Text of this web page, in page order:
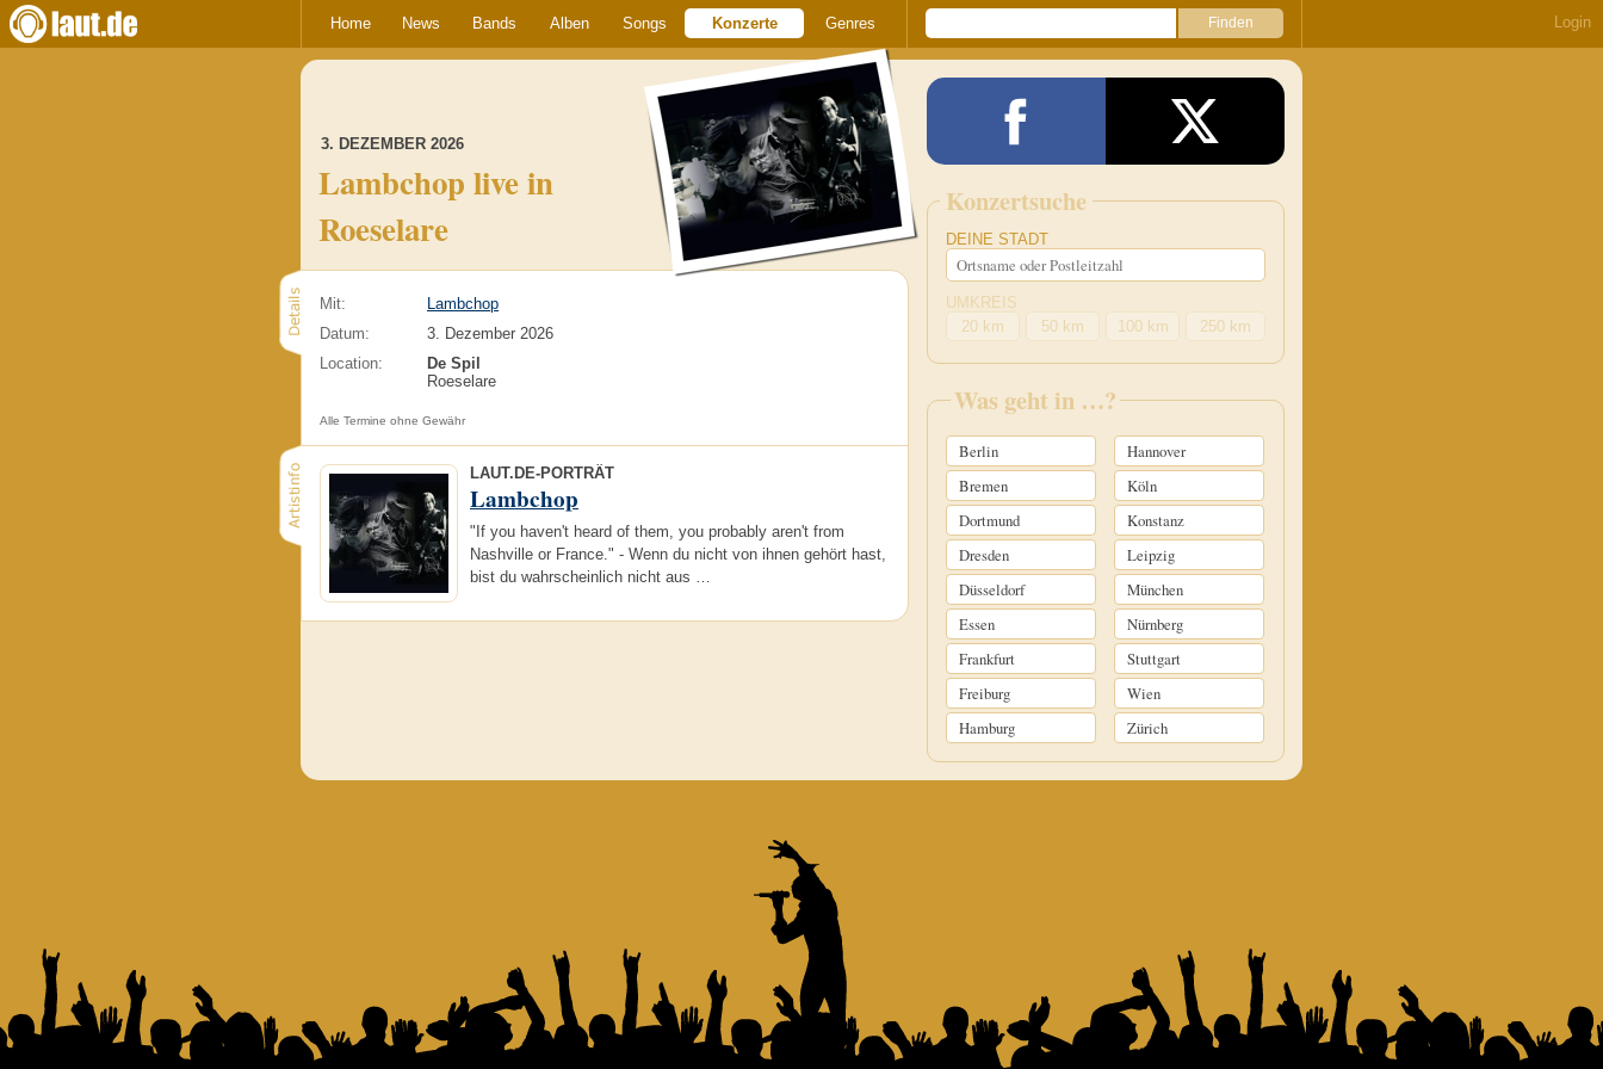
Home News Bands Alben Songs Konzerte Genres Login
3. DEZEMBER 2026
Lambchop live in
Roeselare
Mit:
Lambchop
Datum:
3. Dezember 2026
Location:
De Spil
Roeselare
Alle Termine ohne Gewähr
LAUT.DE-PORTRÄT
Lambchop
"If you haven't heard of them, you probably aren't from
Nashville or France." - Wenn du nicht von ihnen gehört hast,
bist du wahrscheinlich nicht aus …
Konzertsuche
DEINE STADT
UMKREIS
20 km
50 km 100 km 250 km
Was geht in …?
Berlin
Bremen
Dortmund
Dresden
Düsseldorf
Essen
Frankfurt
Freiburg
Hamburg
Hannover
Köln
Konstanz
Leipzig
München
Nürnberg
Stuttgart
Wien
Zürich